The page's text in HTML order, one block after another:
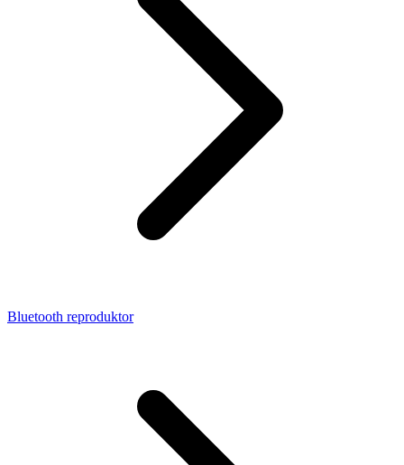
Bluetooth reproduktor